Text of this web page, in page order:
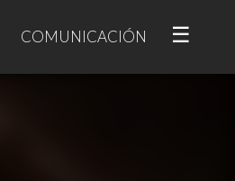
COMUNICACIÓN ☰